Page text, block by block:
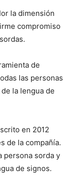
la dimensión
compromiso
de
las personas
la lengua de
en 2012
de la compañía.
persona sorda y
de signos.